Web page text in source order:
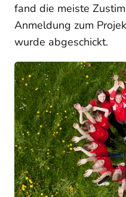
fand die meiste
Anmeldung zum
wurde abgeschickt.